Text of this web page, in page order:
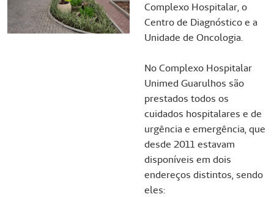
Complexo Hospitalar, o
Centro de Diagnóstico e a
Unidade de Oncologia.
No Complexo Hospitalar
Unimed Guarulhos são
prestados todos os
cuidados hospitalares e de
urgência e emergência, que
desde 2011 estavam
disponíveis em dois
endereços distintos, sendo
eles: